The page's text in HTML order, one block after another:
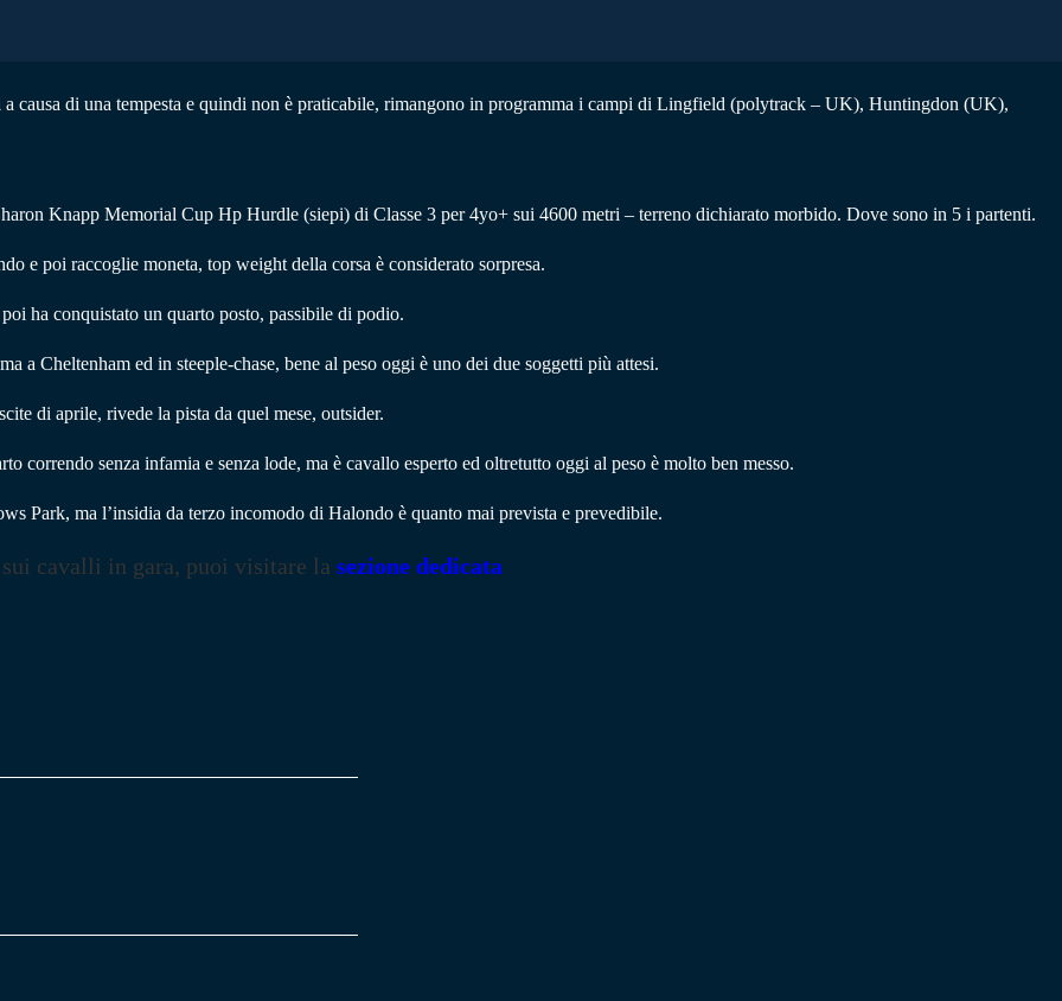
causa di una tempesta e quindi non è praticabile, rimangono in programma i campi di Lingfield (polytrack – UK), Huntingdon (UK),
Knapp Memorial Cup Hp Hurdle (siepi) di Classe 3 per 4yo+ sui 4600 metri – terreno dichiarato morbido. Dove sono in 5 i partenti.
e poi raccoglie moneta, top weight della corsa è considerato sorpresa.
ha conquistato un quarto posto, passibile di podio.
a Cheltenham ed in steeple-chase, bene al peso oggi è uno dei due soggetti più attesi.
di aprile, rivede la pista da quel mese, outsider.
correndo senza infamia e senza lode, ma è cavallo esperto ed oltretutto oggi al peso è molto ben messo.
Park, ma l’insidia da terzo incomodo di Halondo è quanto mai prevista e prevedibile.
sui cavalli in gara, puoi visitare la sezione dedicata